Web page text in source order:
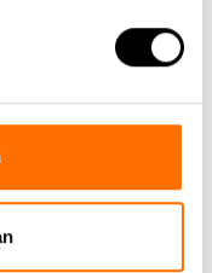
Lacros wählen